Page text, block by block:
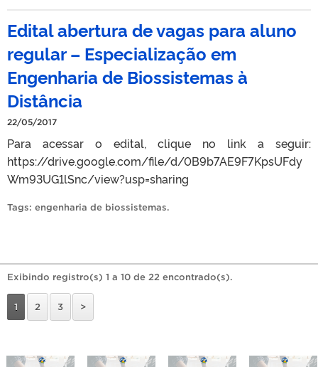
Edital abertura de vagas para aluno
regular – Especialização em
Engenharia de Biossistemas à
Distância
22/05/2017
Para acessar o edital, clique no link a seguir:
https://drive.google.com/file/d/0B9b7AE9F7KpsUFdy
Wm93UG1lSnc/view?usp=sharing
Tags: engenharia de biossistemas.
Exibindo registro(s) 1 a 10 de 22 encontrado(s).
1 2 3 >